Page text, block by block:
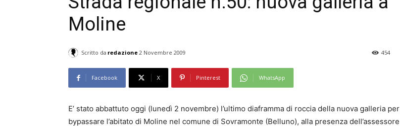
Moline
Scritto da redazione 2 Novembre 2009 454
Facebook X Pinterest WhatsApp
E’ stato abbattuto oggi (lunedì 2 novembre) l’ultimo diaframma di roccia della nuova galleria per
bypassare l’abitato di Moline nel comune di Sovramonte (Belluno), alla presenza dell’assessore